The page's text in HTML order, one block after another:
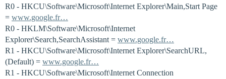
R0 - HKCU\Software\Microsoft\Internet Explorer\Main,Start Page
= www.google.fr…
R0 - HKLM\Software\Microsoft\Internet
Explorer\Search,SearchAssistant = www.google.fr…
R1 - HKCU\Software\Microsoft\Internet Explorer\SearchURL,
(Default) = www.google.fr…
R1 - HKCU\Software\Microsoft\Internet Connection